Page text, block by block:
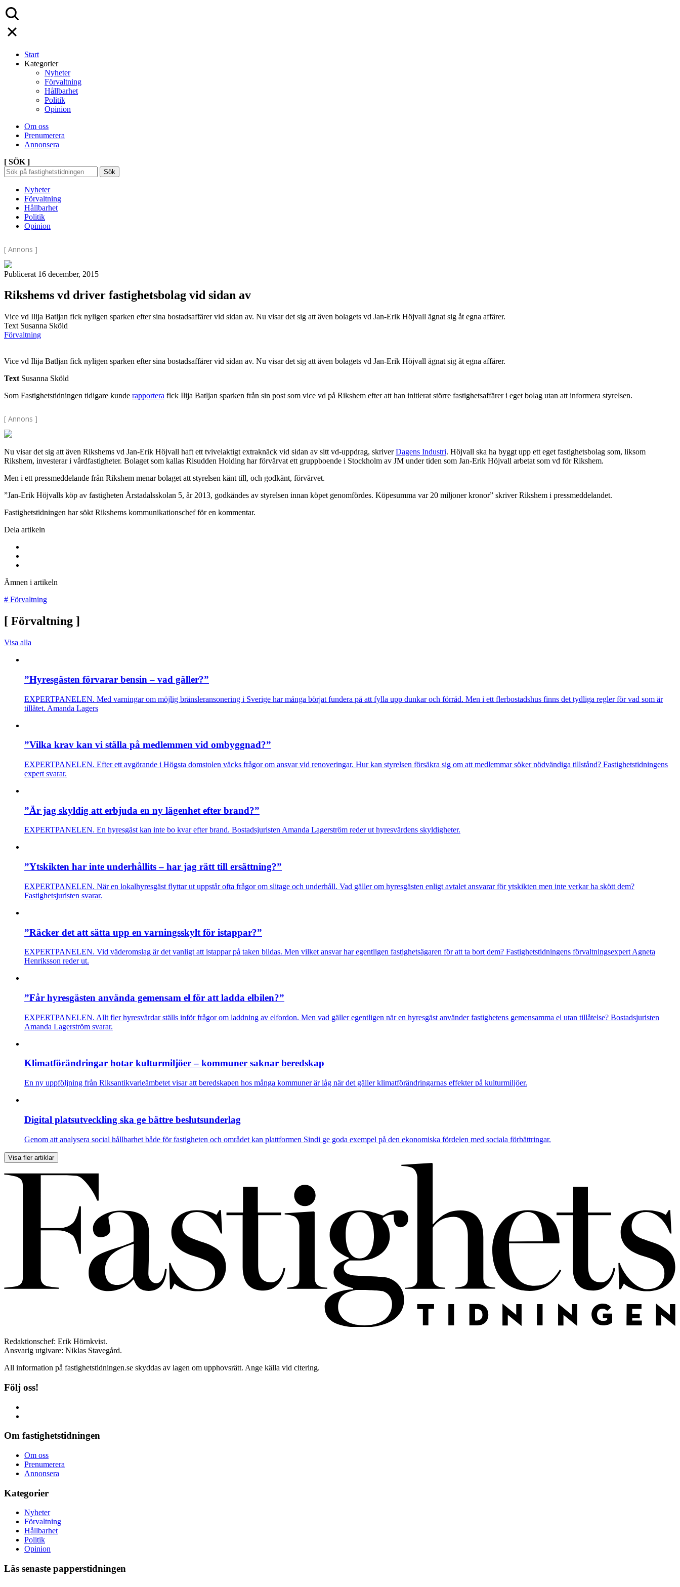
Start
Kategorier
Nyheter
Förvaltning
Hållbarhet
Politik
Opinion
Om oss
Prenumerera
Annonsera
[ SÖK ]
Sök
efter:
Sök
Sök
Nyheter
Förvaltning
Hållbarhet
Politik
Opinion
[ Annons ]
Publicerat 16 december, 2015
Rikshems vd driver fastighetsbolag vid sidan av
Vice vd Ilija Batljan fick nyligen sparken efter sina bostadsaffärer vid sidan av. Nu visar det sig att även bolagets vd Jan-Erik Höjvall ägnat sig åt egna affärer.
Text Susanna Sköld
Förvaltning
Vice vd Ilija Batljan fick nyligen sparken efter sina bostadsaffärer vid sidan av. Nu visar det sig att även bolagets vd Jan-Erik Höjvall ägnat sig åt egna affärer.
Text Susanna Sköld
Som Fastighetstidningen tidigare kunde rapportera fick Ilija Batljan sparken från sin post som vice vd på Rikshem efter att han initierat större fastighetsaffärer i eget bolag utan att informera styrelsen.
[ Annons ]
Nu visar det sig att även Rikshems vd Jan-Erik Höjvall haft ett tvivelaktigt extraknäck vid sidan av sitt vd-uppdrag, skriverDagens Industri. Höjvall ska ha byggt upp ett eget fastighetsbolag som, liksom
Rikshem, investerar i vårdfastigheter. Bolaget som kallas Risudden Holding har förvärvat ett gruppboende i Stockholm av JM under tiden som Jan-Erik Höjvall arbetat som vd för Rikshem.
Men i ett pressmeddelande från Rikshem menar bolaget att styrelsen känt till, och godkänt, förvärvet.
”Jan-Erik Höjvalls köp av fastigheten Årstadalsskolan 5, år 2013, godkändes av styrelsen innan köpet genomfördes. Köpesumma var 20 miljoner kronor” skriver Rikshem i pressmeddelandet.
Fastighetstidningen har sökt Rikshems kommunikationschef för en kommentar.
Dela artikeln
Ämnen i artikeln
# Förvaltning
[ Förvaltning ]
Visa alla
”Hyresgästen förvarar bensin – vad gäller?”
EXPERTPANELEN. Med varningar om möjlig bränsleransonering i Sverige har många börjat fundera på att fylla upp dunkar och förråd. Men i ett flerbostadshus finns det tydliga regler för vad som är
tillåtet. Amanda Lagers
”Vilka krav kan vi ställa på medlemmen vid ombyggnad?”
EXPERTPANELEN. Efter ett avgörande i Högsta domstolen väcks frågor om ansvar vid renoveringar. Hur kan styrelsen försäkra sig om att medlemmar söker nödvändiga tillstånd? Fastighetstidningens
expert svarar.
”Är jag skyldig att erbjuda en ny lägenhet efter brand?”
EXPERTPANELEN. En hyresgäst kan inte bo kvar efter brand. Bostadsjuristen Amanda Lagerström reder ut hyresvärdens skyldigheter.
”Ytskikten har inte underhållits – har jag rätt till ersättning?”
EXPERTPANELEN. När en lokalhyresgäst flyttar ut uppstår ofta frågor om slitage och underhåll. Vad gäller om hyresgästen enligt avtalet ansvarar för ytskikten men inte verkar ha skött dem?
Fastighetsjuristen svarar.
”Räcker det att sätta upp en varningsskylt för istappar?”
EXPERTPANELEN. Vid väderomslag är det vanligt att istappar på taken bildas. Men vilket ansvar har egentligen fastighetsägaren för att ta bort dem? Fastighetstidningens förvaltningsexpert Agneta
Henriksson reder ut.
”Får hyresgästen använda gemensam el för att ladda elbilen?”
EXPERTPANELEN. Allt fler hyresvärdar ställs inför frågor om laddning av elfordon. Men vad gäller egentligen när en hyresgäst använder fastighetens gemensamma el utan tillåtelse? Bostadsjuristen
Amanda Lagerström svarar.
Klimatförändringar hotar kulturmiljöer – kommuner saknar beredskap
En ny uppföljning från Riksantikvarieämbetet visar att beredskapen hos många kommuner är låg när det gäller klimatförändringarnas effekter på kulturmiljöer.
Digital platsutveckling ska ge bättre beslutsunderlag
Genom att analysera social hållbarhet både för fastigheten och området kan plattformen Sindi ge goda exempel på den ekonomiska fördelen med sociala förbättringar.
Visa fler artiklar
Redaktionschef: Erik Hörnkvist.
Ansvarig utgivare: Niklas Stavegård.
All information på fastighetstidningen.se skyddas av lagen om upphovsrätt. Ange källa vid citering.
Följ oss!
Om fastighetstidningen
Om oss
Prenumerera
Annonsera
Kategorier
Nyheter
Förvaltning
Hållbarhet
Politik
Opinion
Läs senaste papperstidningen